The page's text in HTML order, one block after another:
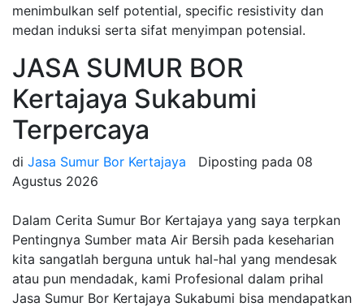
menimbulkan self potential, specific resistivity dan
medan induksi serta sifat menyimpan potensial.
JASA SUMUR BOR
Kertajaya Sukabumi
Terpercaya
di Jasa Sumur Bor Kertajaya Diposting pada 08
Agustus 2026
Dalam Cerita Sumur Bor Kertajaya yang saya terpkan
Pentingnya Sumber mata Air Bersih pada keseharian
kita sangatlah berguna untuk hal-hal yang mendesak
atau pun mendadak, kami Profesional dalam prihal
Jasa Sumur Bor Kertajaya Sukabumi bisa mendapatkan